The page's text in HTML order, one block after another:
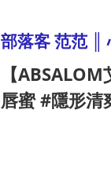
部落客 范范 ║
【
唇蜜 #隱形清